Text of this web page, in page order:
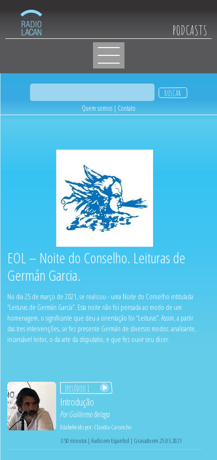
PODCASTS
Quem somos | Contato
EOL – Noite do Conselho. Leituras de
Germán Garcia.
No dia 25 de março de 2021, se realizou - uma Noite do Conselho intitulada
“Leituras de Germán García”. Esta noite não foi pensada ao modo de um
homenagem, o significante que deu a orientação foi “Leituras”. Assim, a partir
das tres intervenções, se fez presente Germán de diversos modos: analisante,
incansável leitor, o da arte da disputatio, e que fez ouvir seu dizer.
Episódio 1
Introdução
PorGuillermo Belaga
Estabelecido por: Claudia Caruncho
3:50 minutos | Áudio em Espanhol | Gravado em 25.03.2021